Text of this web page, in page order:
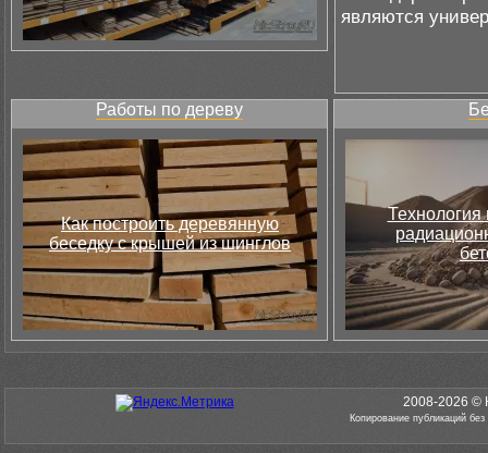
являются
Работы по дереву
Как построить деревянную
беседку с крышей из шинглов
Технология
2008-2026 ©
Копирование публикаций